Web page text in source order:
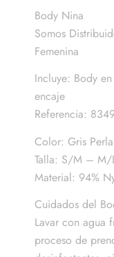
Body Nina
Somos
Femenina
Incluye: Body
encaje
Referencia:
Color: Gris Perla
Talla: S/M –
Material: 94%
Cuidados del
Lavar con agua
proceso de